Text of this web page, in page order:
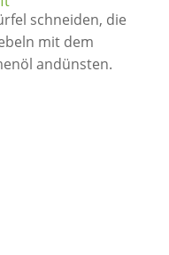
schneiden, die
mit dem
andünsten.